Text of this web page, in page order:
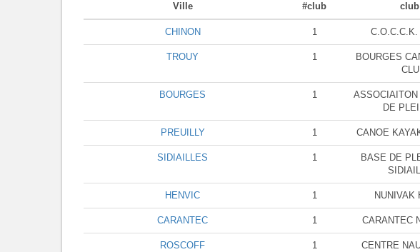
Ville #club
CHINON 1 C.O.C.C.K.
TROUY 1
BOURGES
BOURGES 1
DE
PREUILLY 1 CANOE
SIDIAILLES 1
BASE DE
HENVIC 1 NUNIVAK
CARANTEC 1 CARANTEC
ROSCOFF 1
CENTRE